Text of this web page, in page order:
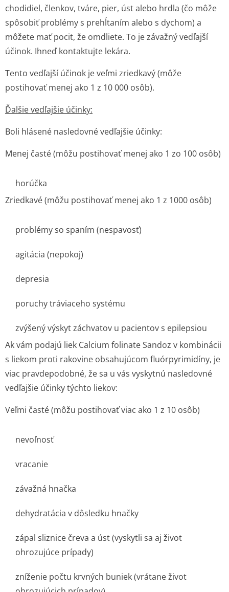
chodidiel, členkov, tváre, pier, úst alebo hrdla (čo môže
spôsobiť problémy s prehĺtaním alebo s dychom) a
môžete mať pocit, že omdliete. To je závažný vedľajší
účinok. Ihneď kontaktujte lekára.
Tento vedľajší účinok je veľmi zriedkavý (môže
postihovať menej ako 1 z 10 000 osôb).
Ďalšie vedľajšie účinky:
Boli hlásené nasledovné vedľajšie účinky:
Menej časté (môžu postihovať menej ako 1 zo 100 osôb)
horúčka
Zriedkavé (môžu postihovať menej ako 1 z 1000 osôb)
problémy so spaním (nespavosť)
agitácia (nepokoj)
depresia
poruchy tráviaceho systému
zvýšený výskyt záchvatov u pacientov s epilepsiou
Ak vám podajú liek Calcium folinate Sandoz v kombinácii
s liekom proti rakovine obsahujúcom fluórpyrimidíny, je
viac pravdepodobné, že sa u vás vyskytnú nasledovné
vedľajšie účinky týchto liekov:
Veľmi časté (môžu postihovať viac ako 1 z 10 osôb)
nevoľnosť
vracanie
závažná hnačka
dehydratácia v dôsledku hnačky
zápal sliznice čreva a úst (vyskytli sa aj život
ohrozujúce prípady)
zníženie počtu krvných buniek (vrátane život